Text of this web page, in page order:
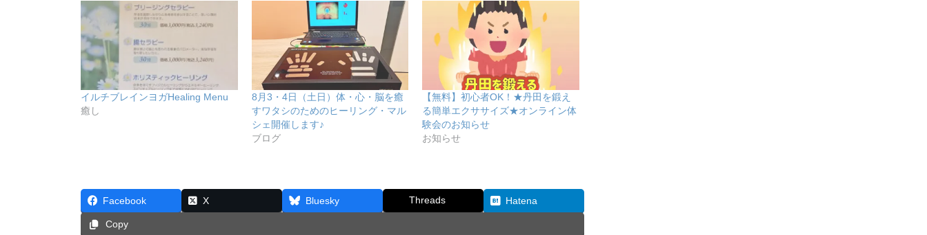
イルチブレインヨガHealing Menu
癒し
8月3・4日（土日）体・心・脳を癒
すワタシのためのヒーリング・マル
シェ開催します♪
ブログ
【無料】初心者OK！★丹田を鍛え
る簡単エクササイズ★オンライン体
験会のお知らせ
お知らせ
Facebook X Bluesky Threads Hatena
Copy